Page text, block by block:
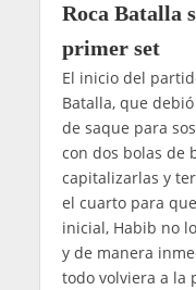
Roca Batalla
primer set
El inicio del
Batalla, que
de saque para
con dos bolas de
capitalizarlas y
el cuarto para
inicial, Habib no
y de manera
todo volviera a la